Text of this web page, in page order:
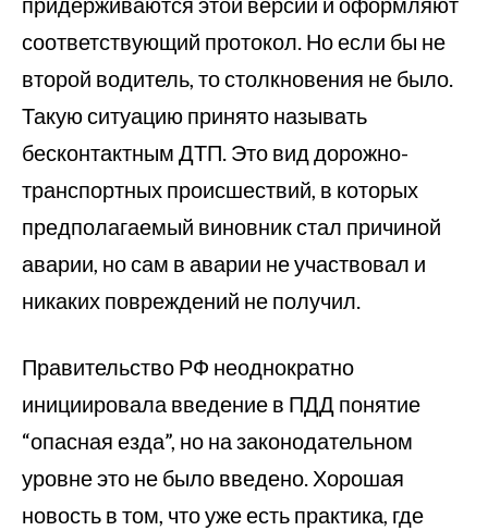
соответствующий протокол. Но если бы не
второй водитель, то столкновения не было.
Такую ситуацию принято называть
бесконтактным ДТП. Это вид дорожно-
транспортных происшествий, в которых
предполагаемый виновник стал причиной
аварии, но сам в аварии не участвовал и
никаких повреждений не получил.
Правительство РФ неоднократно
инициировала введение в ПДД понятие
“опасная езда”, но на законодательном
уровне это не было введено. Хорошая
новость в том, что уже есть практика, где